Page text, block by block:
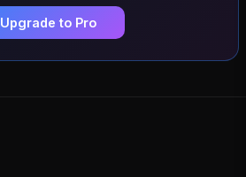
Upgrade to Pro